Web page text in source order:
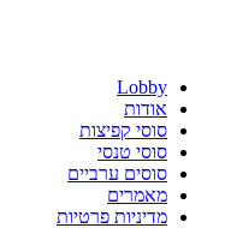
Lobby
אודות
סוסי קפיצות
סוסי טנסי
סוסים ערביים
מאמרים
מדיניות פרטיות